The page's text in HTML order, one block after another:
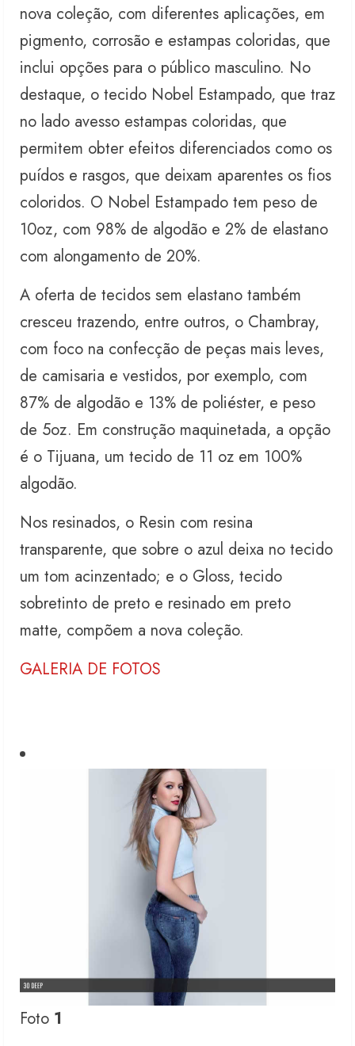
nova coleção, com diferentes aplicações, em
pigmento, corrosão e estampas coloridas, que
inclui opções para o público masculino. No
destaque, o tecido Nobel Estampado, que traz
no lado avesso estampas coloridas, que
permitem obter efeitos diferenciados como os
puídos e rasgos, que deixam aparentes os fios
coloridos. O Nobel Estampado tem peso de
10oz, com 98% de algodão e 2% de elastano
com alongamento de 20%.
A oferta de tecidos sem elastano também
cresceu trazendo, entre outros, o Chambray,
com foco na confecção de peças mais leves,
de camisaria e vestidos, por exemplo, com
87% de algodão e 13% de poliéster, e peso
de 5oz. Em construção maquinetada, a opção
é o Tijuana, um tecido de 11 oz em 100%
algodão.
Nos resinados, o Resin com resina
transparente, que sobre o azul deixa no tecido
um tom acinzentado; e o Gloss, tecido
sobretinto de preto e resinado em preto
matte, compõem a nova coleção.
GALERIA DE FOTOS
Foto 1